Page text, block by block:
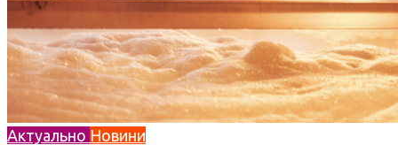
Актуально Новини